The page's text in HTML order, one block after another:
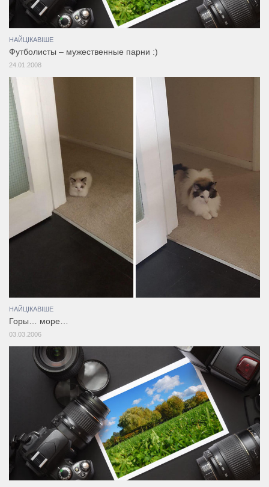
НАЙЦІКАВІШЕ
Футболисты – мужественные парни :)
24.01.2008
НАЙЦІКАВІШЕ
Горы… море…
03.03.2006